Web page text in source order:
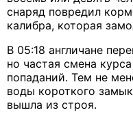
снаряд повредил
калибра, которая
В 05:18 англичане
но частая смена
попаданий. Тем не
воды короткого
вышла из строя.